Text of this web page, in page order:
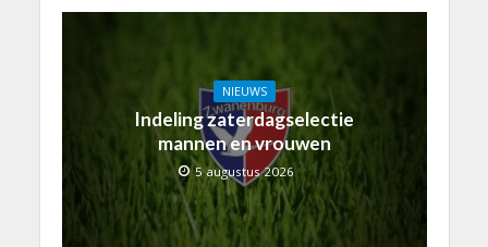
NIEUWS
Indeling zaterdagselectie
mannen en vrouwen
5 augustus 2026